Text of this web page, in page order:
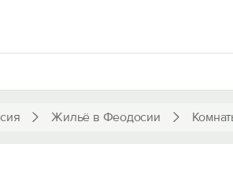
Жильё в Феодосии